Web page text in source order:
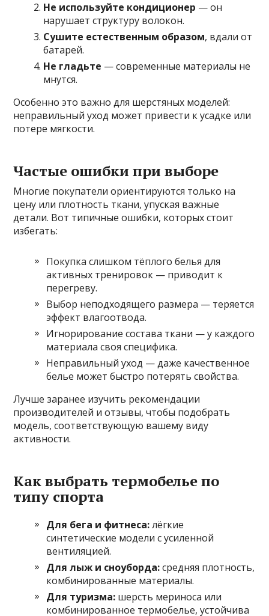
Не используйте кондиционер — он
нарушает структуру волокон.
Сушите естественным образом, вдали от
батарей.
Не гладьте — современные материалы не
мнутся.
Особенно это важно для шерстяных моделей:
неправильный уход может привести к усадке или
потере мягкости.
Частые ошибки при выборе
Многие покупатели ориентируются только на
цену или плотность ткани, упуская важные
детали. Вот типичные ошибки, которых стоит
избегать:
Покупка слишком тёплого белья для
активных тренировок — приводит к
перегреву.
Выбор неподходящего размера — теряется
эффект влагоотвода.
Игнорирование состава ткани — у каждого
материала своя специфика.
Неправильный уход — даже качественное
белье может быстро потерять свойства.
Лучше заранее изучить рекомендации
производителей и отзывы, чтобы подобрать
модель, соответствующую вашему виду
активности.
Как выбрать термобелье по
типу спорта
Для бега и фитнеса:лёгкие
синтетические модели с усиленной
вентиляцией.
Для лыж и сноуборда:средняя плотность,
комбинированные материалы.
Для туризма: шерсть мериноса или
комбинированное термобелье, устойчива